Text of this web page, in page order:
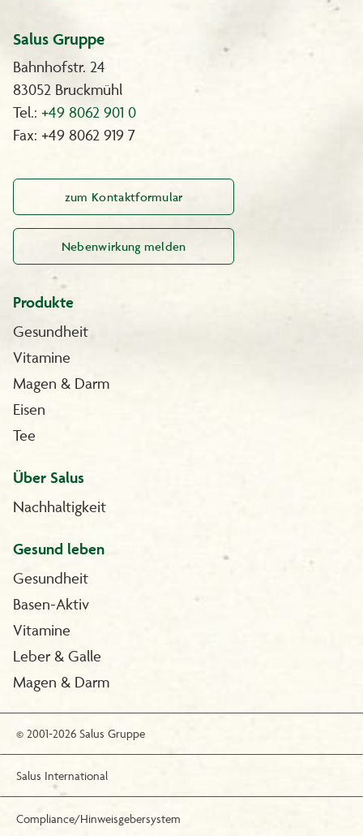
Salus Gruppe
Bahnhofstr. 24
83052 Bruckmühl
Tel.: +49 8062 901 0
Fax: +49 8062 919 7
zum Kontaktformular
Nebenwirkung melden
Produkte
Gesundheit
Vitamine
Magen & Darm
Eisen
Tee
Über Salus
Nachhaltigkeit
Gesund leben
Gesundheit
Basen-Aktiv
Vitamine
Leber & Galle
Magen & Darm
© 2001-2026 Salus Gruppe
Salus International
Compliance/Hinweisgebersystem